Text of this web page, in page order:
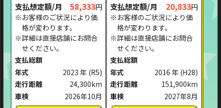
支払想定額/月 58,333円
※お客様のご状況により価
格が変わります。
※詳細は直接店舗にお問合
せください。
支払総額
年式
2023 年 (R5)
走行距離
24,300km
車検
2026年10月
支払想定額/月 20,833円
※お客様のご状況により価
格が変わります。
※詳細は直接店舗にお問合
せください。
支払総額
年式
2016 年 (H28)
走行距離
151,900km
車検
2027年8月